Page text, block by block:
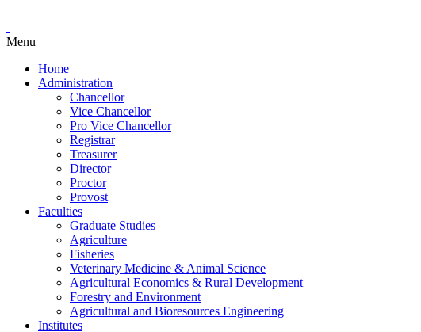
Menu
Home
Administration
Chancellor
Vice Chancellor
Pro Vice Chancellor
Registrar
Treasurer
Director
Proctor
Provost
Faculties
Graduate Studies
Agriculture
Fisheries
Veterinary Medicine & Animal Science
Agricultural Economics & Rural Development
Forestry and Environment
Agricultural and Bioresources Engineering
Institutes